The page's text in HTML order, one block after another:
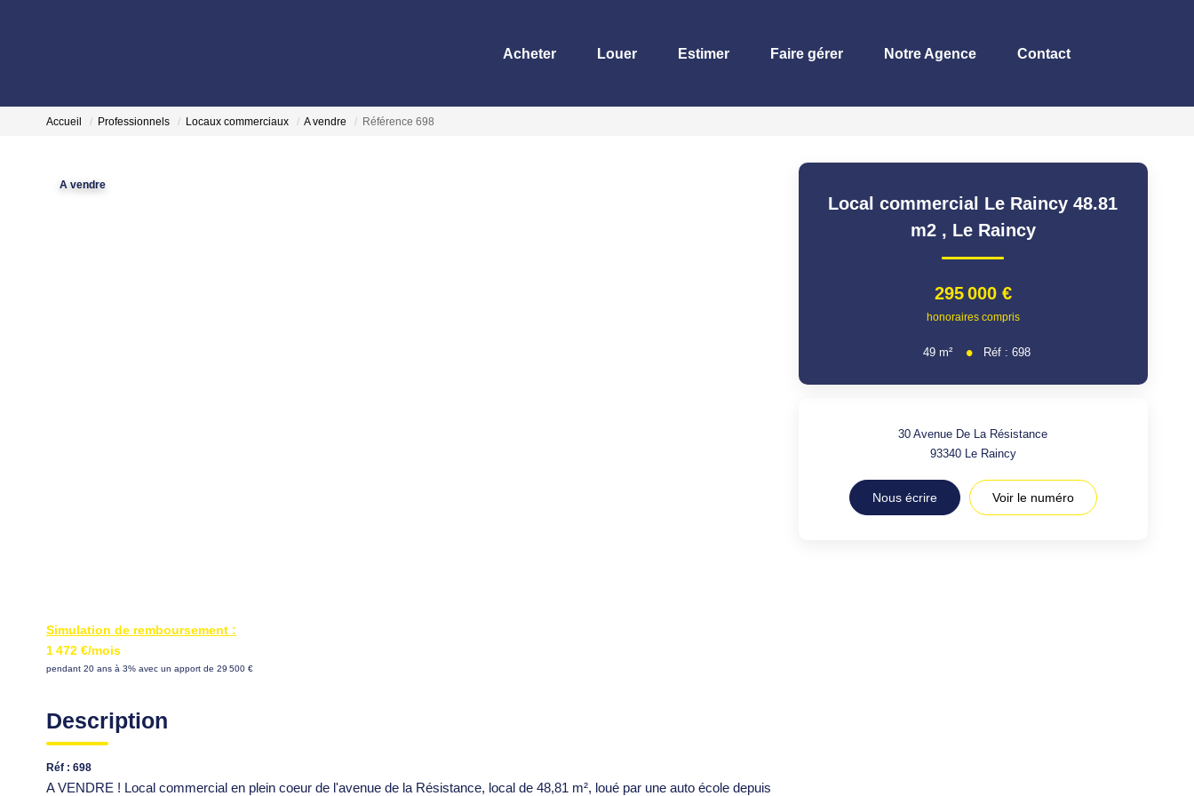
Acheter Louer Estimer Faire gérer Notre Agence Contact
Accueil Professionnels Locaux commerciaux A vendre Référence 698
A vendre
Simulation de remboursement :
1 472 €/mois
pendant 20 ans à 3% avec un apport de 29 500 €
Description
Réf : 698
A VENDRE ! Local commercial en plein coeur de l'avenue de la Résistance, local de 48,81 m², loué par une auto école depuis
Local commercial Le Raincy 48.81
m2 , Le Raincy
295 000 €
honoraires compris
49 m² Réf : 698
30 Avenue De La Résistance
93340 Le Raincy
Nous écrire Voir le numéro